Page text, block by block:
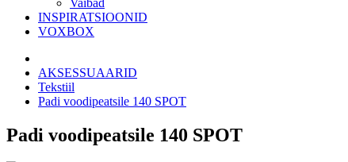
INSPIRATSIOONID
VOXBOX
AKSESSUAARID
Tekstiil
Padi voodipeatsile 140 SPOT
Padi voodipeatsile 140 SPOT